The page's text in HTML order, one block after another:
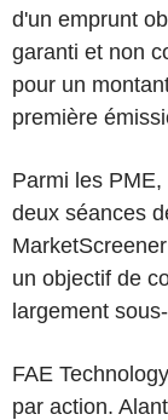
d'un emprunt
garanti et non
pour un
première
Parmi les
deux séances
un objectif de
largement
FAE
par action.